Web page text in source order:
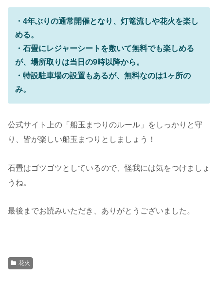
・4年ぶりの通常開催となり、灯篭流しや花火を楽し
める。
・石畳にレジャーシートを敷いて無料でも楽しめる
が、場所取りは当日の9時以降から。
・特設駐車場の設置もあるが、無料なのは1ヶ所の
み。
公式サイト上の「船玉まつりのルール」をしっかりと守
り、皆が楽しい船玉まつりとしましょう！
石畳はゴツゴツとしているので、怪我には気をつけましょ
うね。
最後までお読みいただき、ありがとうございました。
花火